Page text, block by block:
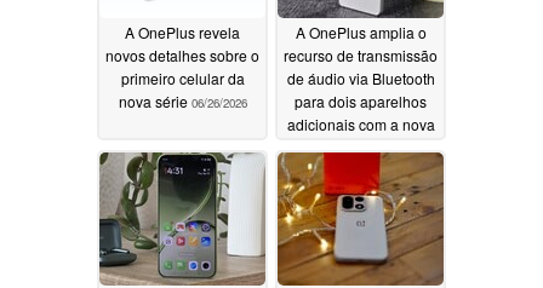
A OnePlus revela
novos detalhes sobre o
primeiro celular da
nova série 06/26/2026
A OnePlus amplia o
recurso de transmissão
de áudio via Bluetooth
para dois aparelhos
adicionais com a nova
OxygenOS
06/26/2026